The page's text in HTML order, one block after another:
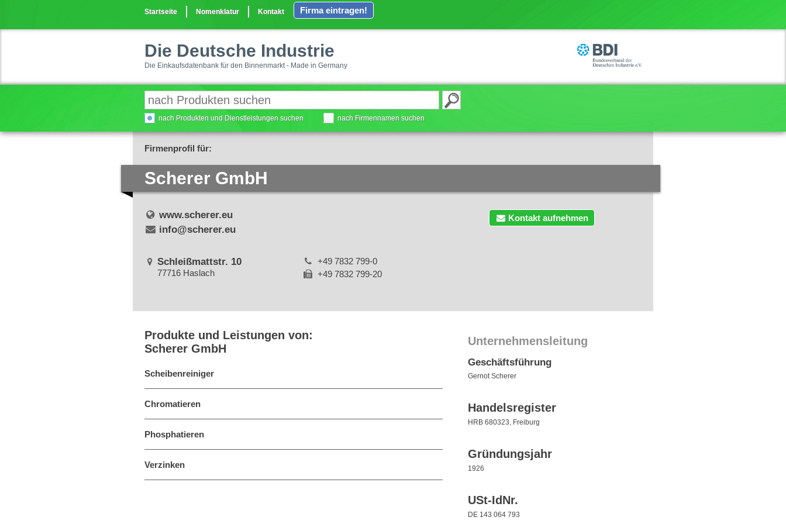
Startseite Nomenklatur Kontakt Firma eintragen!
Die Deutsche Industrie
Die Einkaufsdatenbank für den Binnenmarkt - Made in Germany
nach Produkten und Dienstleistungen suchen nach Firmennamen suchen
Firmenprofil für:
Scherer GmbH
Kontakt aufnehmen
www.scherer.eu
info@scherer.eu
Schleißmattstr. 10
77716 Haslach
+49 7832 799-0
+49 7832 799-20
Produkte und Leistungen von:
Scherer GmbH
Scheibenreiniger
Chromatieren
Phosphatieren
Verzinken
Unternehmensleitung
Geschäftsführung
Gernot Scherer
Handelsregister
HRB 680323, Freiburg
Gründungsjahr
1926
USt-IdNr.
DE 143 064 793